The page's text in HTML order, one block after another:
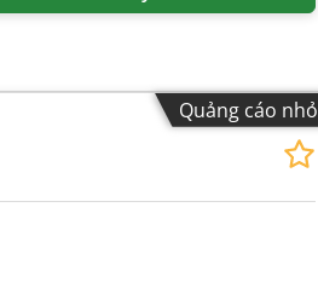
Quảng cáo nhỏ